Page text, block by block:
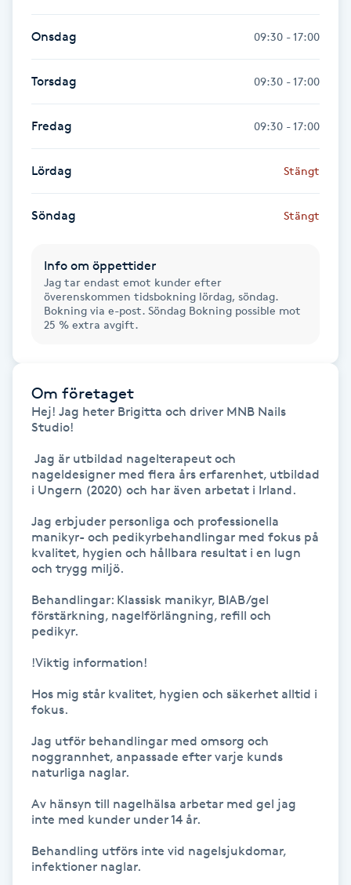
Hot Stone Massage
Hot yoga
Hudföryngring
Huduppstramning
Hudvård
Hyperhidros
Hypnos
Hårborttagning
Hårbottenbehandling
Hårförlängning
Hårvård
Hälsa
IPL hårborttagning
IR-massage
Japansk massage
Onsdag 09:30 - 17:00
Torsdag 09:30 - 17:00
Fredag 09:30 - 17:00
Lördag Stängt
Söndag Stängt
Info om öppettider
Jag tar endast emot kunder efter
överenskommen tidsbokning lördag, söndag.
Bokning via e-post. Söndag Bokning possible mot
25 % extra avgift.
Om företaget
Hej! Jag heter Brigitta och driver MNB Nails
Studio!
nageldesigner med flera års erfarenhet, utbildad
i Ungern (2020) och har även arbetat i Irland.
Jag erbjuder personliga och professionella
manikyr- och pedikyrbehandlingar med fokus på
kvalitet, hygien och hållbara resultat i en lugn
och trygg miljö.
Behandlingar: Klassisk manikyr, BIAB/gel
förstärkning, nagelförlängning, refill och
pedikyr.
!Viktig information!
Hos mig står kvalitet, hygien och säkerhet alltid i
fokus.
Jag utför behandlingar med omsorg och
noggrannhet, anpassade efter varje kunds
naturliga naglar.
Av hänsyn till nagelhälsa arbetar med gel jag
inte med kunder under 14 år.
Behandling utförs inte vid nagelsjukdomar,
infektioner naglar.